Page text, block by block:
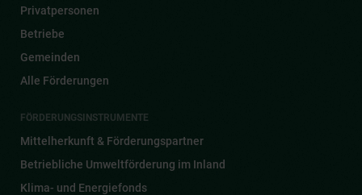
Privatpersonen
Betriebe
Gemeinden
Alle Förderungen
FÖRDERUNGSINSTRUMENTE
Mittelherkunft & Förderungspartner
Betriebliche Umweltförderung im Inland
Klima- und Energiefonds